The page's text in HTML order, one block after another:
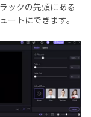
ックの先頭にある
ートにできます。